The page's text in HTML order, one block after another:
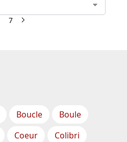
7
Boucle
Boule
Coeur
Colibri